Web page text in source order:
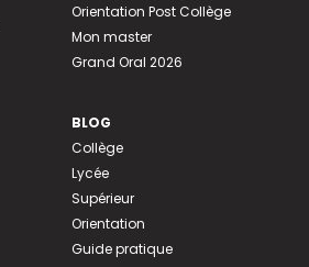
Orientation Post Collège
Mon master
Grand Oral 2026
BLOG
Collège
Lycée
Supérieur
Orientation
Guide pratique